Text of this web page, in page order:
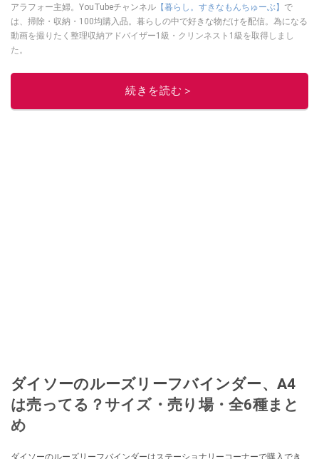
アラフォー主婦。YouTubeチャンネル 【暮らし。すきなもんちゅーぶ】 で
は、掃除・収納・100均購入品。暮らしの中で好きな物だけを配信。為になる
動画を撮りたく整理収納アドバイザー1級・クリンネスト1級を取得しまし
た。
このイチオシストの他の記事を読む
続きを読む＞
ダイソーのルーズリーフバインダー、A4
は売ってる？サイズ・売り場・全6種まと
め
ダイソーのルーズリーフバインダーはステーショナリーコーナーで購入でき